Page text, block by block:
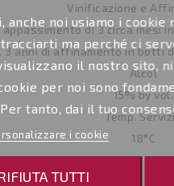
Vinificazione e
di 3 circa
3 anni di affinamento in botti
Alcol
15% by vol.
Temp.
18°C
anche noi usiamo i
ma perché ci
il nostro sito,
per noi sono
tanto, dai il tuo
i cookie
TUTTI